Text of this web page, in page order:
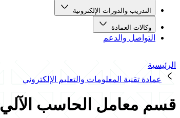
التدريب والدورات الإلكترونية
وكالات العمادة
التواصل والدعم
الرئيسية
عمادة تقنية المعلومات والتعليم الإلكتروني
قسم معامل الحاسب الآلي